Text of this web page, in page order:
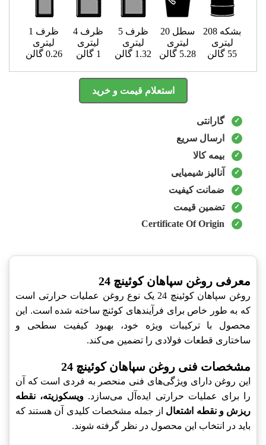
بشکه 208
لیتری
55 گالن
سطل 20
لیتری
5.28 گالن
ظرف 5
لیتری
1.32 گالن
ظرف 4
لیتری
1 گالن
ظرف 1
لیتری
0.26 گالن
استعلام قیمت و خرید
گارانتی
ارسال سریع
بیمه کالا
آنالیز شیمیایی
ضمانت کیفیت
تضمین قیمت
Certificate Of Origin
معرفی روغن سپاهان کوئینچ 24
روغن سپاهان کوئینچ 24 یک نوع روغن عملیات حرارتی است
که به طور خاص برای فرآیندهای کوئنچ ساخته شده است. این
محصول با ترکیبات ویژه خود، بهبود کیفیت سطحی و
ساختاری قطعات فولادی را تضمین می‌کند.
مشخصات فنی روغن سپاهان کوئینچ 24
این روغن دارای ویژگی‌های فنی منحصر به فردی است که آن
را برای عملیات حرارتی ایده‌آل می‌سازد. ویسکوزیته، نقطه
ریزش و نقطه اشتعال از جمله مشخصات کلیدی آن هستند که
باید در انتخاب این محصول در نظر گرفته شوند.